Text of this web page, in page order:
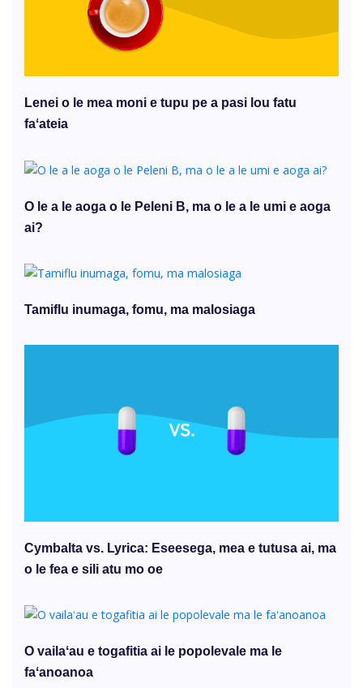
Lenei o le mea moni e tupu pe a pasi lou fatu
faʻateia
O le a le aoga o le Peleni B, ma o le a le umi e aoga
ai?
Tamiflu inumaga, fomu, ma malosiaga
Cymbalta vs. Lyrica: Eseesega, mea e tutusa ai, ma
o le fea e sili atu mo oe
O vailaʻau e togafitia ai le popolevale ma le
faʻanoanoa